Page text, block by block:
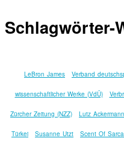
Schlagwörter-
LeBron James Verband
wissenschaftlicher Werke (VdÜ)
Zürcher Zeitung (NZZ) Lutz Ackermann
Türkei Susanne Utzt Scent Of